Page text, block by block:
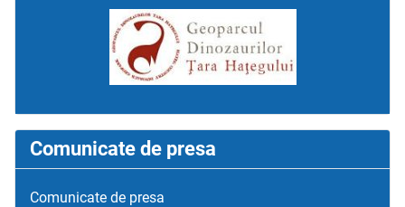
Comunicate de presa
Comunicate de presa